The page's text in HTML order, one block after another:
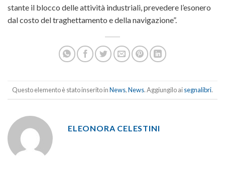
stante il blocco delle attività industriali, prevedere l’esonero
dal costo del traghettamento e della navigazione”.
Questo elemento è stato inserito inNews,News. Aggiungilo aisegnalibri.
ELEONORA CELESTINI